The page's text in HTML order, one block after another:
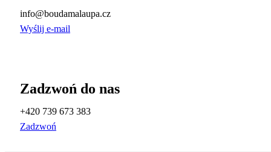
info@boudamalaupa.cz
Wyślij e-mail
Zadzwoń do nas
+420 739 673 383
Zadzwoń